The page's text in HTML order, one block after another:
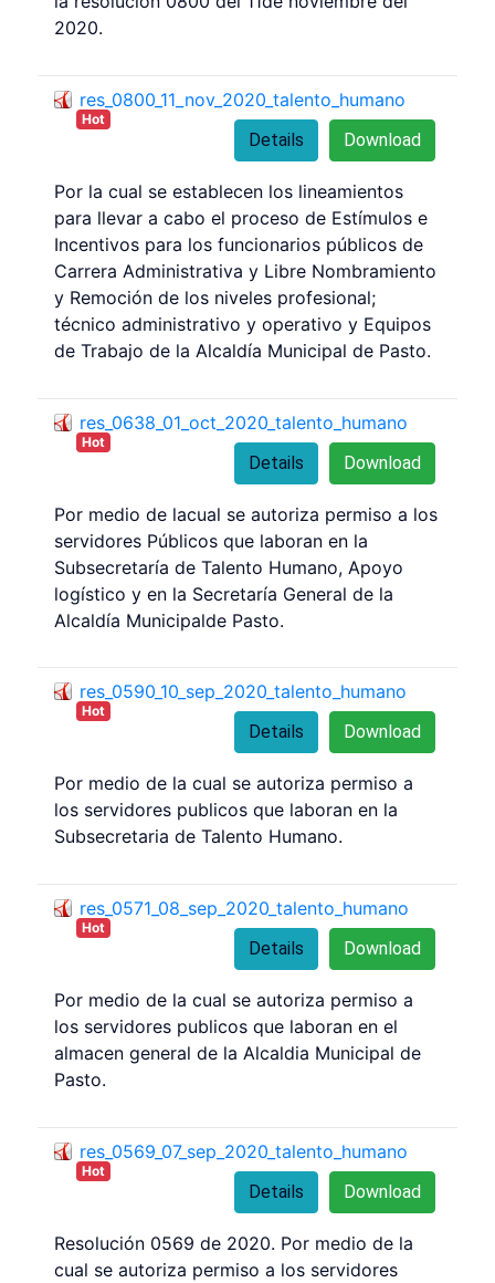
2020.
res_0800_11_nov_2020_talento_humano
Hot
Download
Details
Por la cual se establecen los lineamientos
para llevar a cabo el proceso de Estímulos e
Incentivos para los funcionarios públicos de
Carrera Administrativa y Libre Nombramiento
y Remoción de los niveles profesional;
técnico administrativo y operativo y Equipos
de Trabajo de la Alcaldía Municipal de Pasto.
res_0638_01_oct_2020_talento_humano
Hot
Download
Details
Por medio de lacual se autoriza permiso a los
servidores Públicos que laboran en la
Subsecretaría de Talento Humano, Apoyo
logístico y en la Secretaría General de la
Alcaldía Municipalde Pasto.
res_0590_10_sep_2020_talento_humano
Hot
Download
Details
Por medio de la cual se autoriza permiso a
los servidores publicos que laboran en la
Subsecretaria de Talento Humano.
res_0571_08_sep_2020_talento_humano
Hot
Download
Details
Por medio de la cual se autoriza permiso a
los servidores publicos que laboran en el
almacen general de la Alcaldia Municipal de
Pasto.
res_0569_07_sep_2020_talento_humano
Hot
Download
Details
Resolución 0569 de 2020. Por medio de la
cual se autoriza permiso a los servidores